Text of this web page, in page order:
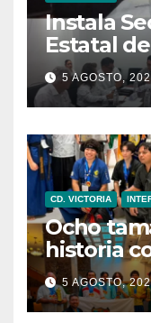
Instala
Estatal
para
digno y
pacientes
5 AGOSTO,
CD. VICTORIA
Ocho
historia
del Sur;
título
Gumdo
5 AGOSTO,